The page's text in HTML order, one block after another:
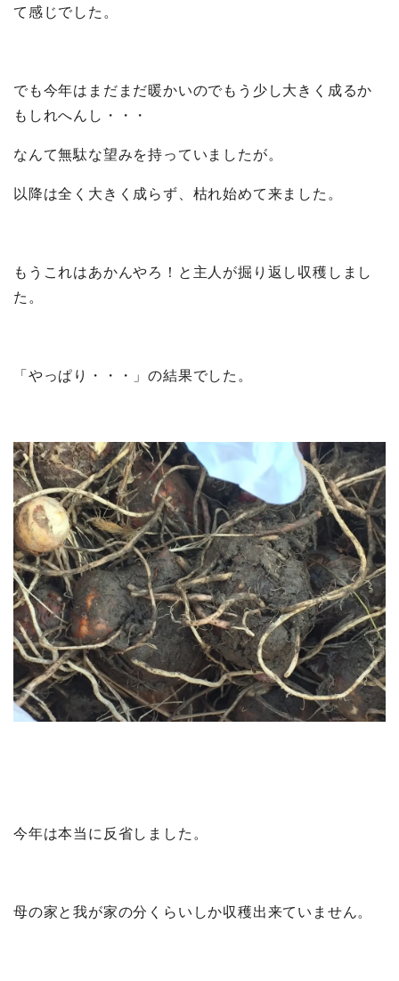
て感じでした。
でも今年はまだまだ暖かいのでもう少し大きく成るか
もしれへんし・・・
なんて無駄な望みを持っていましたが。
以降は全く大きく成らず、枯れ始めて来ました。
もうこれはあかんやろ！と主人が掘り返し収穫しまし
た。
「やっぱり・・・」の結果でした。
今年は本当に反省しました。
母の家と我が家の分くらいしか収穫出来ていません。